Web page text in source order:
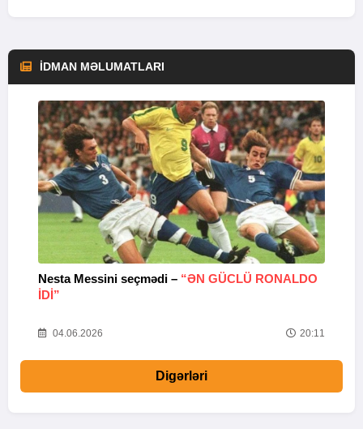
İDMAN MƏLUMATLARI
Nesta Messini seçmədi – “ƏN GÜCLÜ RONALDO
IDI”
04.06.2026 20:11
Digərləri